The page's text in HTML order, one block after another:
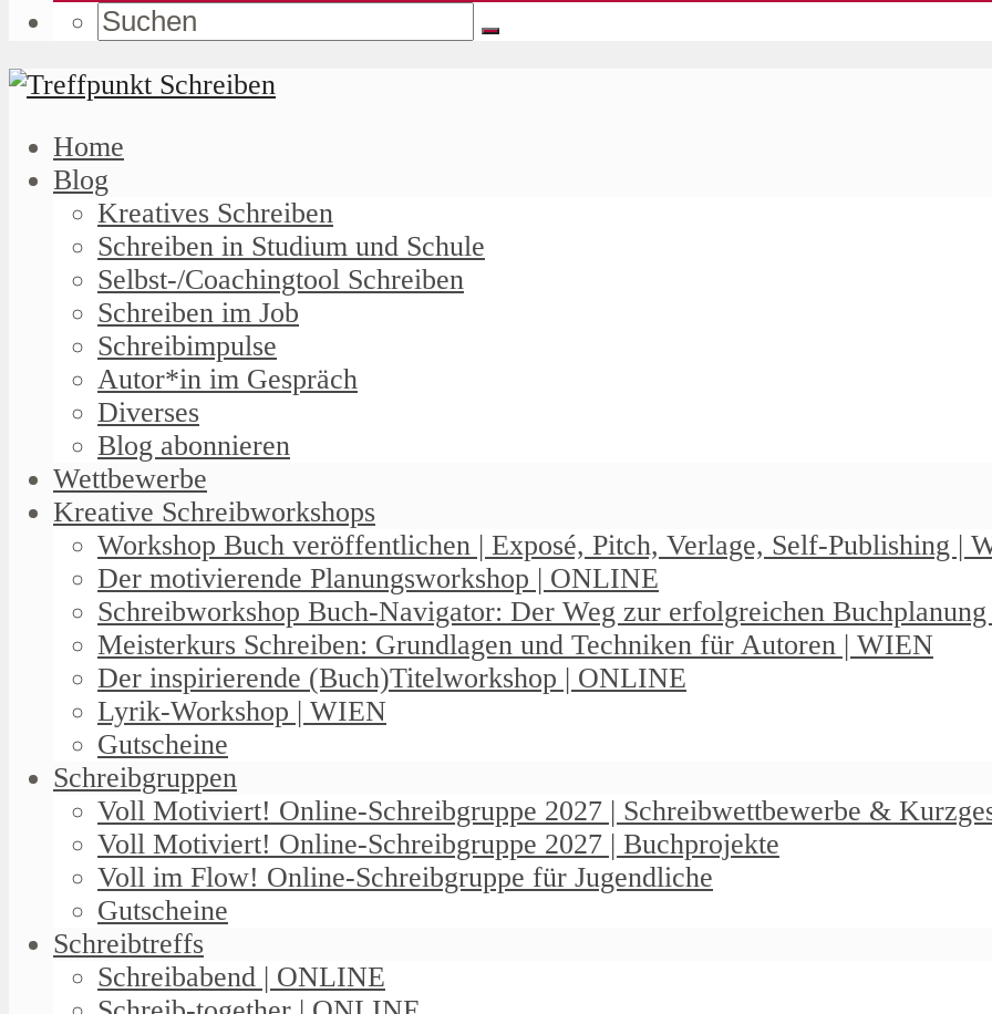
Home
Blog
Kreatives Schreiben
Schreiben in Studium und Schule
Selbst-/Coachingtool Schreiben
Schreiben im Job
Schreibimpulse
Autor*in im Gespräch
Diverses
Blog abonnieren
Wettbewerbe
Kreative Schreibworkshops
Workshop Buch veröffentlichen | Exposé, Pitch, Verlage, Self-Publishing |
Der motivierende Planungsworkshop | ONLINE
Schreibworkshop Buch-Navigator: Der Weg zur erfolgreichen
Meisterkurs Schreiben: Grundlagen und Techniken für Autoren | WIEN
Der inspirierende (Buch)Titelworkshop | ONLINE
Lyrik-Workshop | WIEN
Gutscheine
Schreibgruppen
Voll Motiviert! Online-Schreibgruppe 2027 | Schreibwettbewerbe &
Voll Motiviert! Online-Schreibgruppe 2027 | Buchprojekte
Voll im Flow! Online-Schreibgruppe für Jugendliche
Gutscheine
Schreibtreffs
Schreibabend | ONLINE